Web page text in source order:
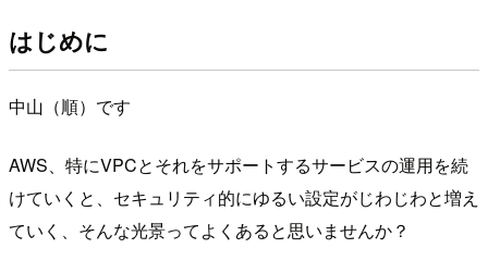
はじめに
中山（順）です
AWS、特にVPCとそれをサポートするサービスの運用を続
けていくと、セキュリティ的にゆるい設定がじわじわと増え
ていく、そんな光景ってよくあると思いませんか？